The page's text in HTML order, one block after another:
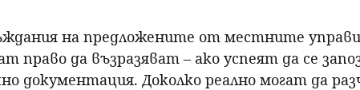
на предложените от местните
право да възразяват – ако успеят да се
документация. Доколко реално могат да